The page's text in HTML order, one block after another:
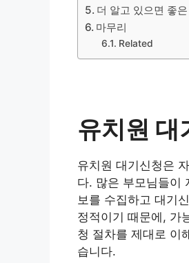
더 알고 있으면 좋
마무리
Related
유치원 대
유치원 대기신청은
다. 많은 부모님들이
보를 수집하고 대기
정적이기 때문에, 가
청 절차를 제대로 이
습니다.